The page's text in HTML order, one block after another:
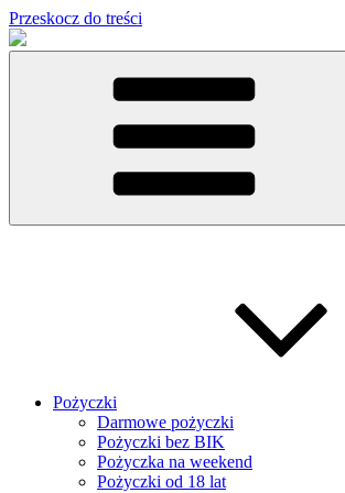
Przeskocz do treści
Pożyczki
Darmowe pożyczki
Pożyczki bez BIK
Pożyczka na weekend
Pożyczki od 18 lat